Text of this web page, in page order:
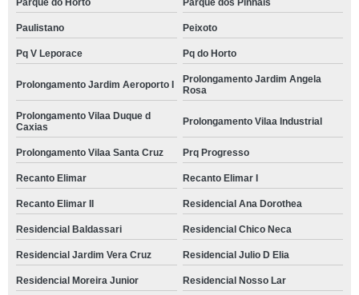
Paulistano Peixoto
Pq V Leporace Pq do Horto
Prolongamento Jardim Aeroporto I
Prolongamento Jardim Angela
Rosa
Prolongamento Vilaa Duque d
Caxias
Prolongamento Vilaa Industrial
Prolongamento Vilaa Santa Cruz Prq Progresso
Recanto Elimar Recanto Elimar I
Recanto Elimar II Residencial Ana Dorothea
Residencial Baldassari Residencial Chico Neca
Residencial Jardim Vera Cruz Residencial Julio D Elia
Residencial Moreira Junior Residencial Nosso Lar